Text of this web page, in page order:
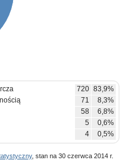
720 83,9%
71
8,3%
58
6,8%
5
0,6%
4 0,5%
, stan na 30 czerwca 2014 r.